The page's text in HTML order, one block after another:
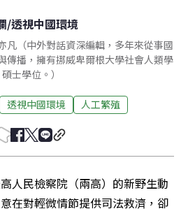
/透視中國環境
凡（中外對話資深編輯，多年來從事國
傳播，擁有挪威卑爾根大學社會人類學
碩士學位。）
透視中國環境 人工繁殖
人民檢察院（兩高）的新野生動
在對輕微情節提供司法救濟，卻